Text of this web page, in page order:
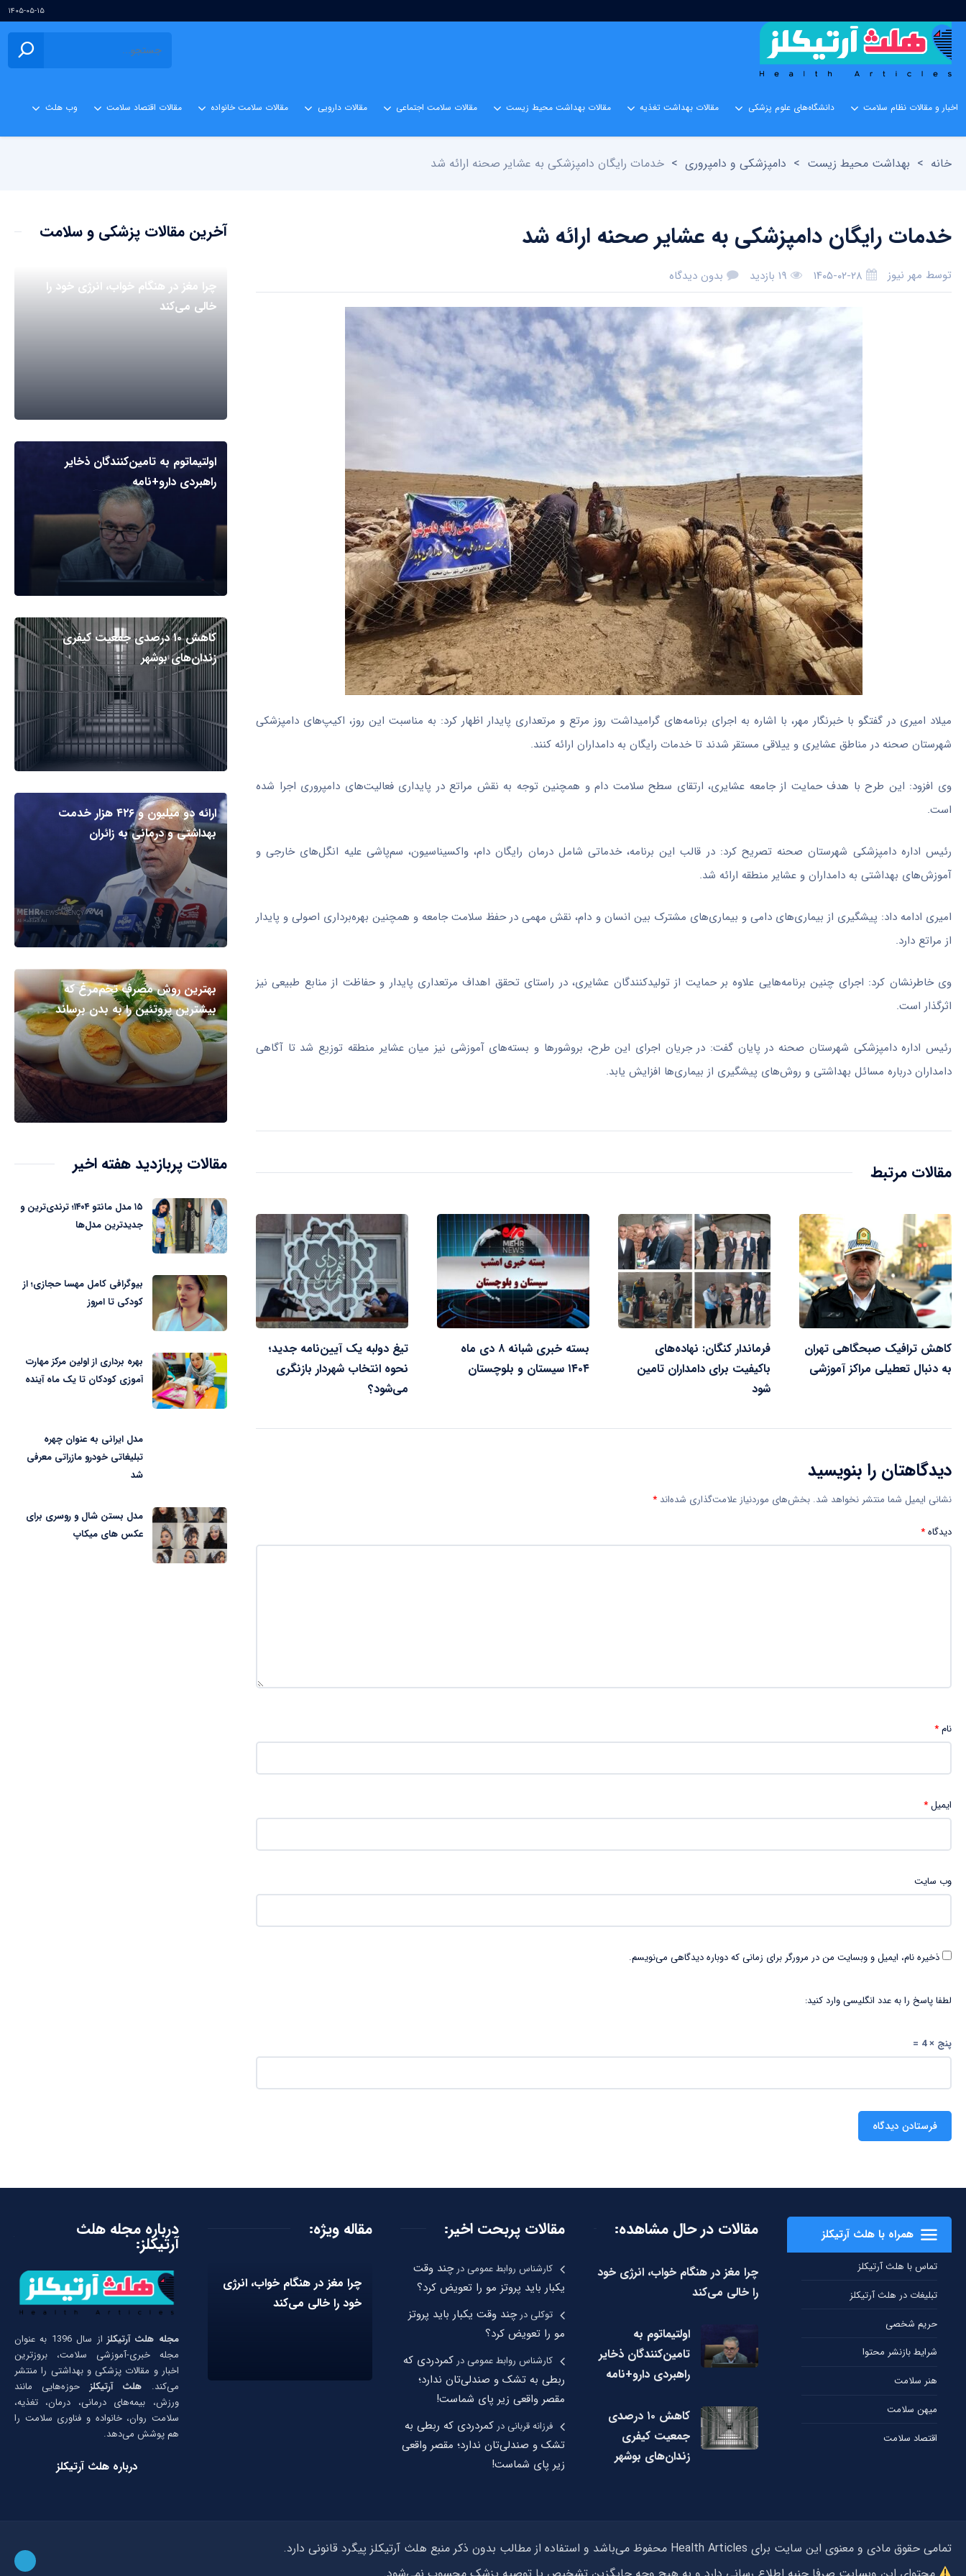
۱۴۰۵-۰۵-۱۵
اخبار و مقالات نظام سلامت دانشگاه‌های علوم پزشکی مقالات بهداشت تغذیه مقالات بهداشت محیط زیست مقالات سلامت اجتماعی مقالات دارویی مقالات سلامت خانواده مقالات اقتصاد سلامت وب هلث
خانه > بهداشت محیط زیست > دامپزشکی و دامپروری > خدمات رایگان دامپزشکی به عشایر صحنه ارائه شد
خدمات رایگان دامپزشکی به عشایر صحنه ارائه شد
توسط مهر نیوز ۱۴۰۵-۰۲-۲۸ ۱۹ بازدید بدون دیدگاه
میلاد امیری در گفتگو با خبرنگار مهر، با اشاره به اجرای برنامه‌های گرامیداشت روز مرتع و مرتعداری پایدار اظهار کرد: به مناسبت این روز، اکیپ‌های دامپزشکی
شهرستان صحنه در مناطق عشایری و ییلاقی مستقر شدند تا خدمات رایگان به دامداران ارائه کنند.
وی افزود: این طرح با هدف حمایت از جامعه عشایری، ارتقای سطح سلامت دام و همچنین توجه به نقش مراتع در پایداری فعالیت‌های دامپروری اجرا شده
است.
رئیس اداره دامپزشکی شهرستان صحنه تصریح کرد: در قالب این برنامه، خدماتی شامل درمان رایگان دام، واکسیناسیون، سم‌پاشی علیه انگل‌های خارجی و
آموزش‌های بهداشتی به دامداران و عشایر منطقه ارائه شد.
امیری ادامه داد: پیشگیری از بیماری‌های دامی و بیماری‌های مشترک بین انسان و دام، نقش مهمی در حفظ سلامت جامعه و همچنین بهره‌برداری اصولی و پایدار
از مراتع دارد.
وی خاطرنشان کرد: اجرای چنین برنامه‌هایی علاوه بر حمایت از تولیدکنندگان عشایری، در راستای تحقق اهداف مرتعداری پایدار و حفاظت از منابع طبیعی نیز
اثرگذار است.
رئیس اداره دامپزشکی شهرستان صحنه در پایان گفت: در جریان اجرای این طرح، بروشورها و بسته‌های آموزشی نیز میان عشایر منطقه توزیع شد تا آگاهی
دامداران درباره مسائل بهداشتی و روش‌های پیشگیری از بیماری‌ها افزایش یابد.
مقالات مرتبط
کاهش ترافیک صبحگاهی تهران
به دنبال تعطیلی مراکز آموزشی
فرماندار کنگان: نهاده‌های
باکیفیت برای دامداران تامین
شود
بسته خبری شبانه ۸ دی ماه
۱۴۰۴ سیستان و بلوچستان
تیغ دولبه یک آیین‌نامه جدید؛
نحوه انتخاب شهردار بازنگری
می‌شود؟
دیدگاهتان را بنویسید
نشانی ایمیل شما منتشر نخواهد شد. بخش‌های موردنیاز علامت‌گذاری شده‌اند *
دیدگاه*
نام*
ایمیل*
وب‌ سایت
ذخیره نام، ایمیل و وبسایت من در مرورگر برای زمانی که دوباره دیدگاهی می‌نویسم.
لطفا پاسخ را به عدد انگلیسی وارد کنید:
پنج × 4 =
آخرین مقالات پزشکی و سلامت
چرا مغز در هنگام خواب، انرژی خود را
خالی می‌کند
اولتیماتوم به تامین‌کنندگان ذخایر
راهبردی دارو+نامه
کاهش ۱۰ درصدی جمعیت کیفری
زندان‌های بوشهر
ارائه دو میلیون و ۴۲۶ هزار خدمت
بهداشتی و درمانی به زائران
بهترین روش مصرف تخم‌مرغ که
بیشترین پروتئین را به بدن برساند
مقالات پربازدید هفته اخیر
۱۵ مدل مانتو ۱۴۰۴؛ ترندی‌ترین و
جدیدترین مدل‌ها
بیوگرافی کامل مهسا حجازی؛ از
کودکی تا امروز
بهره برداری از اولین مرکز مهارت
آموزی کودکان تا یک ماه آینده
مدل ایرانی به عنوان چهره
تبلیغاتی خودرو مازراتی معرفی
شد
مدل بستن شال و روسری برای
عکس های میکاپ
همراه با هلث آرتیکلز
تماس با هلث آرتیکلز
تبلیغات در هلث آرتیکلز
حریم شخصی
شرایط بازنشر محتوا
هنر سلامت
میهن سلامت
اقتصاد سلامت
مقالات در حال مشاهده:
چرا مغز در هنگام خواب، انرژی خود
را خالی می‌کند
اولتیماتوم به
تامین‌کنندگان ذخایر
راهبردی دارو+نامه
کاهش ۱۰ درصدی
جمعیت کیفری
زندان‌های بوشهر
مقالات پربحت اخیر:
کارشناس روابط عمومیدرچند وقت
یکبار باید پروتز مو را تعویض کرد؟
توکلیدرچند وقت یکبار باید پروتز
مو را تعویض کرد؟
کارشناس روابط عمومیدر کمردردی که
ربطی به تشک و صندلی‌تان ندارد؛
مقصر واقعی زیر پای شماست!
فرزانه قربانیدر کمردردی که ربطی به
تشک و صندلی‌تان ندارد؛ مقصر واقعی
زیر پای شماست!
مقاله ویژه:
چرا مغز در هنگام خواب، انرژی
خود را خالی می‌کند
درباره مجله هلث
آرتیکلز:
مجله هلث آرتیکلز
از سال 1396 به عنوان
مجله خبری-آموزشی سلامت، بروزترین
اخبار و مقالات پزشکی و بهداشتی را منتشر
می‌کند. هلث آرتیکلز حوزه‌هایی مانند
ورزش، بیمه‌های درمانی، درمان، تغذیه،
سلامت روان، خانواده و فناوری سلامت را
هم پوشش می‌دهد.
درباره هلث آرتیکلز
تمامی حقوق مادی و معنوی این سایت برای Health Articles محفوظ می‌باشد و استفاده از مطالب بدون ذکر منبع هلث آرتیکلز پیگرد قانونی دارد.